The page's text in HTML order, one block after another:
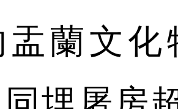
盂蘭文